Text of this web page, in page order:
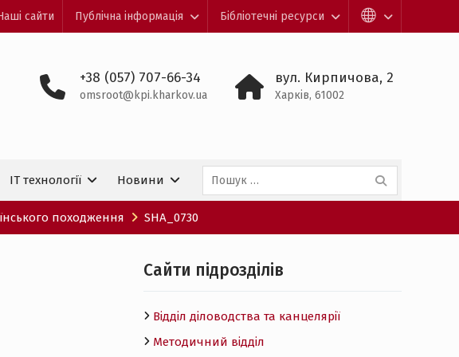
сайти Публічна інформація Бібліотечні ресурси
+38 (057) 707-66-34
omsroot@kpi.kharkov.ua
вул. Кирпичова, 2
Харків, 61002
IT технологiї Новини
Пошук:
походження SHA_0730
Cайти підрозділів
Відділ діловодства та канцелярії
Методичний відділ